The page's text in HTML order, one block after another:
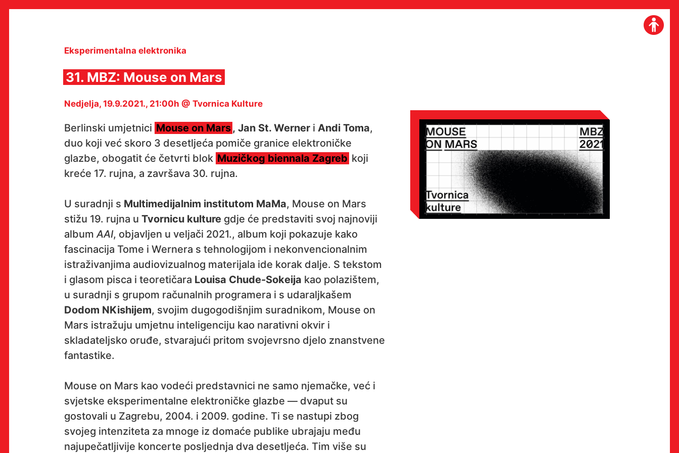
PROGRAMI I PROJEKTI
VIDEO I AUDIO ARHIVA
IZDAVAŠTVO
KONTAKT
OK!
(net.kulturni klub MaMa)
Preradovićeva 18,
10000 Zagreb
Eksperimentalna elektronika
31. MBZ: Mouse on Mars
Nedjelja, 19.9.2021., 21:00h @ Tvornica Kulture
Berlinski umjetnici Mouse on Mars, Jan St. Werner i Andi Toma,
duo koji već skoro 3 desetljeća pomiče granice elektroničke
glazbe, obogatit će četvrti blok Muzičkog biennala Zagreb koji
kreće 17. rujna, a završava 30. rujna.
U suradnji s Multimedijalnim institutom MaMa, Mouse on Mars
stižu 19. rujna u Tvornicu kulture gdje će predstaviti svoj najnoviji
albumAAI, objavljen u veljači 2021., album koji pokazuje kako
fascinacija Tome i Wernera s tehnologijom i nekonvencionalnim
istraživanjima audiovizualnog materijala ide korak dalje. S tekstom
i glasom pisca i teoretičara Louisa Chude-Sokeija kao polazištem,
u suradnji s grupom računalnih programera i s udaraljkašem
Dodom NKishijem, svojim dugogodišnjim suradnikom, Mouse on
Mars istražuju umjetnu inteligenciju kao narativni okvir i
skladateljsko oruđe, stvarajući pritom svojevrsno djelo znanstvene
fantastike.
Mouse on Mars kao vodeći predstavnici ne samo njemačke, već i
svjetske eksperimentalne elektroničke glazbe — dvaput su
gostovali u Zagrebu, 2004. i 2009. godine. Ti se nastupi zbog
svojeg intenziteta za mnoge iz domaće publike ubrajaju među
najupečatljivije koncerte posljednja dva desetljeća. Tim više su